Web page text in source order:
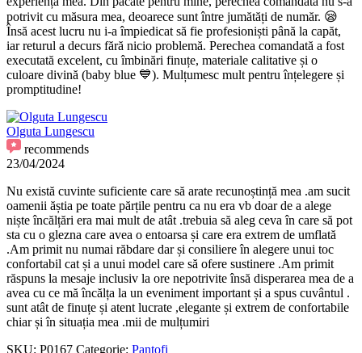
potrivit cu măsura mea, deoarece sunt între jumătăți de număr. 😪
Însă acest lucru nu i-a împiedicat să fie profesioniști până la capăt,
iar returul a decurs fără nicio problemă. Perechea comandată a fost
executată excelent, cu îmbinări finuțe, materiale calitative și o
culoare divină (baby blue 💙). Mulțumesc mult pentru înțelegere și
promptitudine!
Olguta Lungescu
recommends
23/04/2024
Nu există cuvinte suficiente care să arate recunoștință mea .am sucit
oamenii ăștia pe toate părțile pentru ca nu era vb doar de a alege
niște încălțări era mai mult de atât .trebuia să aleg ceva în care să pot
sta cu o glezna care avea o entoarsa și care era extrem de umflată
.Am primit nu numai răbdare dar și consiliere în alegere unui toc
confortabil cat și a unui model care să ofere sustinere .Am primit
răspuns la mesaje inclusiv la ore nepotrivite însă disperarea mea de a
avea cu ce mă încălța la un eveniment important și a spus cuvântul .
sunt atât de finuțe și atent lucrate ,elegante și extrem de confortabile
chiar și în situația mea .mii de mulțumiri
SKU: P0167 Categorie: Pantofi